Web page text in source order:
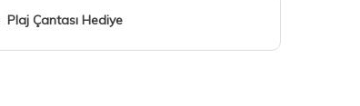
Plaj Çantası Hediye